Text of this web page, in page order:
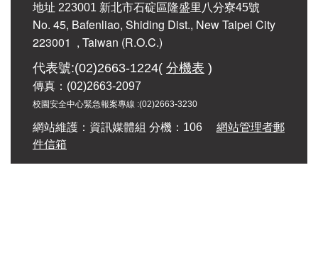
地址 223001 新北市石碇區隆盛里八分寮45號
No. 45, Bafenliao, Shiding Dist., New Taipei City
223001 , Taiwan (R.O.C.)
代表號:(02)2663-1224( 分機表 )
傳真：(02)2663-2097
校園安全中心緊急報案專線 :(02)2663-3230
網站維護：資訊媒體組 分機：106 網站管理者郵
件信箱